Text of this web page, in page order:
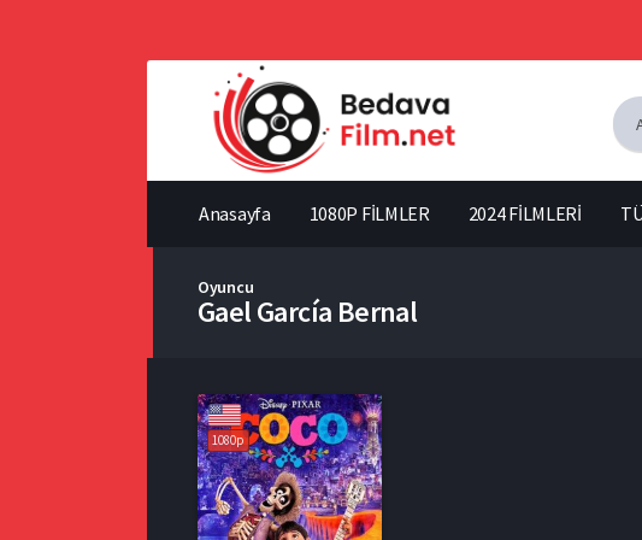
Anasayfa 1080P FİLMLER 2024 FİLMLERİ
Oyuncu
Gael García Bernal
1080p